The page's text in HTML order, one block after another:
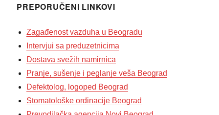
PREPORUČENI LINKOVI
Zagađenost vazduha u Beogradu
Intervjui sa preduzetnicima
Dostava svežih namirnica
Pranje, sušenje i peglanje veša Beograd
Defektolog, logoped Beograd
Stomatološke ordinacije Beograd